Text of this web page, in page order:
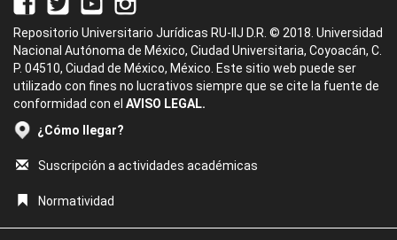
Repositorio Universitario Jurídicas RU-IIJ D.R. © 2018. Universidad
Nacional Autónoma de México, Ciudad Universitaria, Coyoacán, C.
P. 04510, Ciudad de México, México. Este sitio web puede ser
utilizado con fines no lucrativos siempre que se cite la fuente de
conformidad con el AVISO LEGAL.
¿Cómo llegar?
Suscripción a actividades académicas
Normatividad